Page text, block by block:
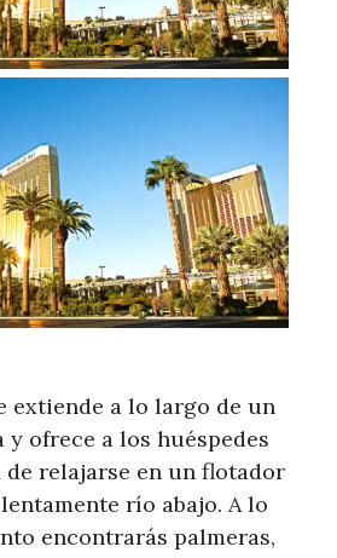
extiende a lo largo de un
ofrece a los huéspedes
relajarse en un flotador
río abajo. A lo
encontrarás palmeras,